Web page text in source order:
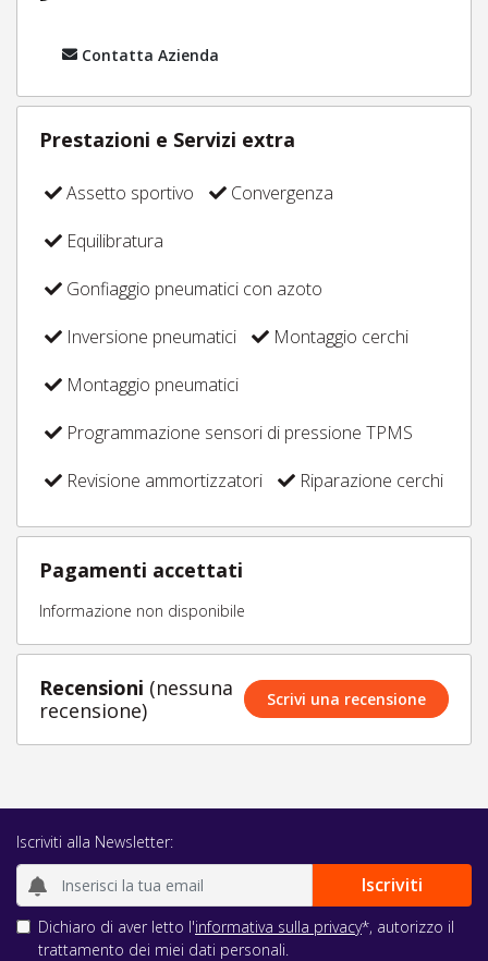
Contatta Azienda
Prestazioni e Servizi extra
Assetto sportivo
Convergenza
Equilibratura
Gonfiaggio pneumatici con azoto
Inversione pneumatici
Montaggio cerchi
Montaggio pneumatici
Programmazione sensori di pressione TPMS
Revisione ammortizzatori
Riparazione cerchi
Pagamenti accettati
Informazione non disponibile
Recensioni (nessuna
recensione)
Scrivi una recensione
Iscriviti alla Newsletter:
Dichiaro di aver letto l'informativa sulla privacy*, autorizzo il
trattamento dei miei dati personali.